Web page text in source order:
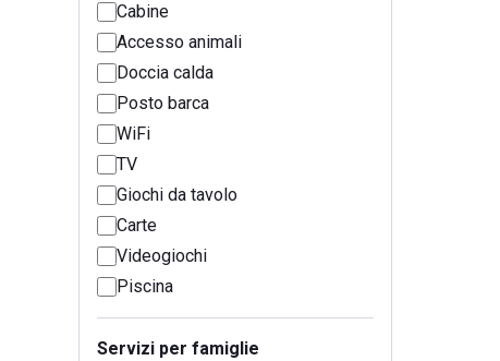
Cabine
Accesso animali
Doccia calda
Posto barca
WiFi
TV
Giochi da tavolo
Carte
Videogiochi
Piscina
Servizi per famiglie